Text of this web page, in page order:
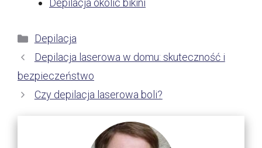
Depilacja okolic bikini
Kategorie
Depilacja
Depilacja laserowa w domu: skuteczność i
bezpieczeństwo
Czy depilacja laserowa boli?